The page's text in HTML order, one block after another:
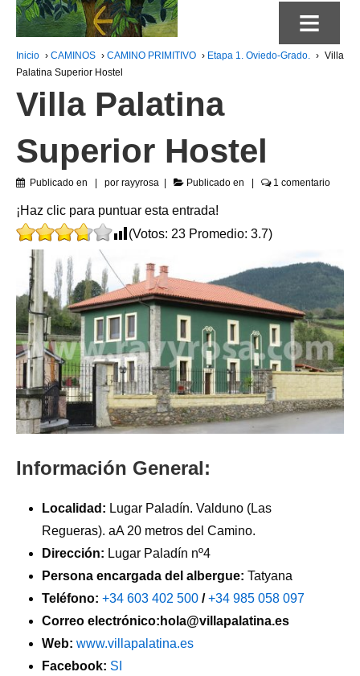
≡
Inicio › CAMINOS › CAMINO PRIMITIVO › Etapa 1. Oviedo-Grado. › Villa
Palatina Superior Hostel
Villa Palatina
Superior Hostel
Publicado en por rayyrosa Publicado en 1 comentario
¡Haz clic para puntuar esta entrada!
(Votos: 23 Promedio: 3.7)
Información General:
Localidad: Lugar Paladín. Valduno (Las
Regueras). aA 20 metros del Camino.
Dirección: Lugar Paladín nº4
Persona encargada del albergue: Tatyana
Teléfono: +34 603 402 500 /+34 985 058 097
Correo electrónico:hola@villapalatina.es
Web: www.villapalatina.es
Facebook: SI